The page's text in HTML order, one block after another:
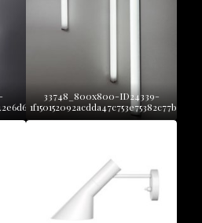
33748_800x800-ID24339-
1f150152092acdda47c753e75382c77b